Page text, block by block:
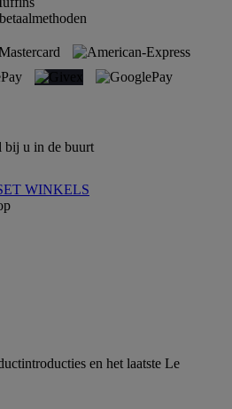
bij u in de buurt
WINKELS
en het laatste Le